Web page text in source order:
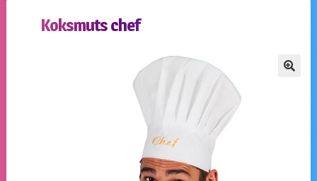
Verhuur apparatuur
Koksmuts chef